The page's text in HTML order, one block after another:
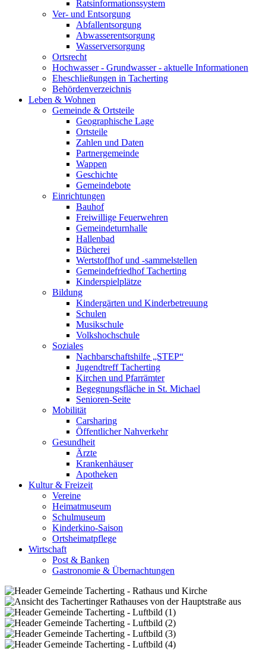
Ratsinformationssystem
Ver- und Entsorgung
Abfallentsorgung
Abwasserentsorgung
Wasserversorgung
Ortsrecht
Hochwasser - Grundwasser - aktuelle Informationen
Eheschließungen in Tacherting
Behördenverzeichnis
Leben & Wohnen
Gemeinde & Ortsteile
Geographische Lage
Ortsteile
Zahlen und Daten
Partnergemeinde
Wappen
Geschichte
Gemeindebote
Einrichtungen
Bauhof
Freiwillige Feuerwehren
Gemeindeturnhalle
Hallenbad
Bücherei
Wertstoffhof und -sammelstellen
Gemeindefriedhof Tacherting
Kinderspielplätze
Bildung
Kindergärten und Kinderbetreuung
Schulen
Musikschule
Volkshochschule
Soziales
Nachbarschaftshilfe „STEP“
Jugendtreff Tacherting
Kirchen und Pfarrämter
Begegnungsfläche in St. Michael
Senioren-Seite
Mobilität
Carsharing
Öffentlicher Nahverkehr
Gesundheit
Ärzte
Krankenhäuser
Apotheken
Kultur & Freizeit
Vereine
Heimatmuseum
Schulmuseum
Kinderkino-Saison
Ortsheimatpflege
Wirtschaft
Post & Banken
Gastronomie & Übernachtungen